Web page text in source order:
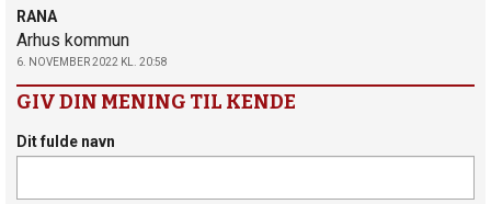
RANA
Arhus kommun
6. NOVEMBER 2022 KL. 20:58
GIV DIN MENING TIL KENDE
Dit fulde navn